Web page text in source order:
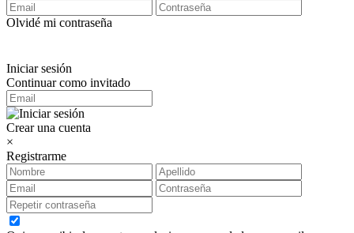
Olvidé mi contraseña
Iniciar sesión
Continuar como invitado
Crear una cuenta
×
Registrarme